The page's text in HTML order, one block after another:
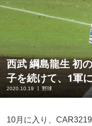
西武 綱島龍生 初
子を続けて、1軍
2020.10.19 野球
10月に入り、